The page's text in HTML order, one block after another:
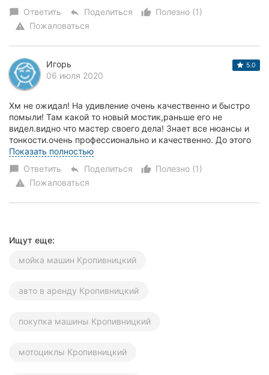
chat_bubble Ответить reply Поделиться thumb_up_alt
Полезно (1)
warning Пожаловаться
Игорь
06 июля 2020
5.0
Хм не ожидал! На удивление очень качественно и быстро
помыли! Там какой то новый мостик,раньше его не
видел.видно что мастер своего дела! Знает все нюансы и
тонкости.очень профессионально и качественно. До этого
заезжал весной помыли кое как. Цены на...
Показать полностью
chat_bubble Ответить reply Поделиться thumb_up_alt
Полезно (1)
warning Пожаловаться
Ищут еще:
мойка машин Кропивницкий
авто в аренду Кропивницкий
покупка машины Кропивницкий
мотоциклы Кропивницкий